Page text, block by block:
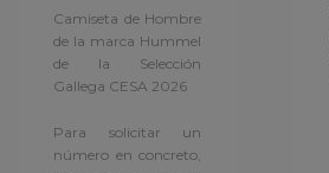
Camiseta de Hombre
de la marca Hummel
de la Selección
Gallega CESA 2026
Para solicitar un
número en concreto,